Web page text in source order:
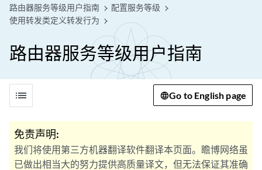
路由器服务等级用户指南
配置服务等级
使用转发类定义转发行为
路由器服务等级用户指南
list Go to English page
免责声明:
我们将使用第三方机器翻译软件翻译本页面。瞻博网络虽
已做出相当大的努力提供高质量译文，但无法保证其准确